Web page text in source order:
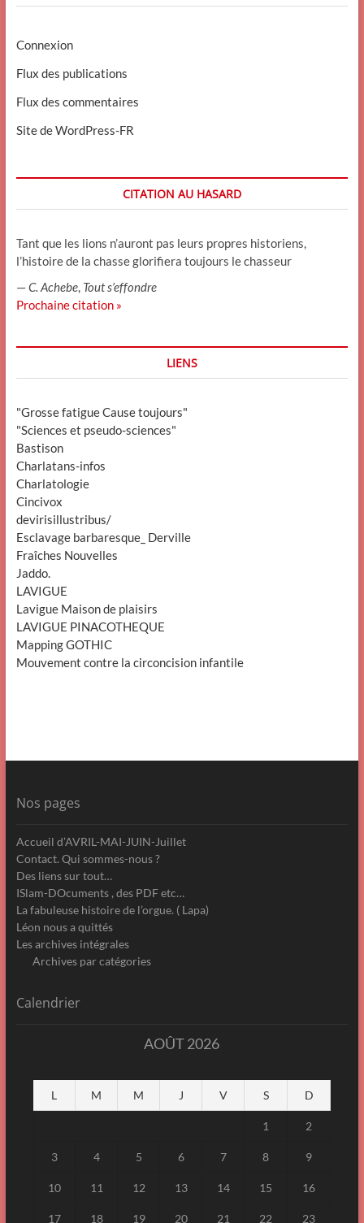
Connexion
Flux des publications
Flux des commentaires
Site de WordPress-FR
CITATION AU HASARD
Tant que les lions n’auront pas leurs propres historiens,
l’histoire de la chasse glorifiera toujours le chasseur
—C. Achebe, Tout s’effondre
Prochaine citation »
LIENS
"Grosse fatigue Cause toujours"
"Sciences et pseudo-sciences"
Bastison
Charlatans-infos
Charlatologie
Cincivox
devirisillustribus/
Esclavage barbaresque_ Derville
Fraîches Nouvelles
Jaddo.
LAVIGUE
Lavigue Maison de plaisirs
LAVIGUE PINACOTHEQUE
Mapping GOTHIC
Mouvement contre la circoncision infantile
Nos pages
Accueil d’AVRIL-MAI-JUIN-Juillet
Contact. Qui sommes-nous ?
Des liens sur tout…
ISlam-DOcuments , des PDF etc…
La fabuleuse histoire de l’orgue. ( Lapa)
Léon nous a quittés
Les archives intégrales
Archives par catégories
Calendrier
AOÛT 2026
L M M J V S D
1 2
3 4 5 6 7 8 9
10 11 12 13 14 15 16
17 18 19 20 21 22 23